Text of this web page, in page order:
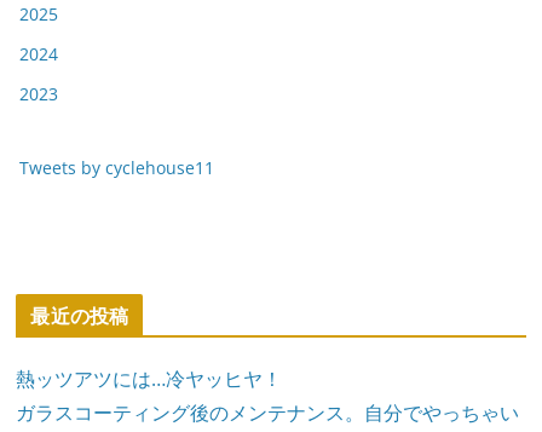
2025
2024
2023
Tweets by cyclehouse11
最近の投稿
熱ッツアツには…冷ヤッヒヤ！
ガラスコーティング後のメンテナンス。自分でやっちゃい